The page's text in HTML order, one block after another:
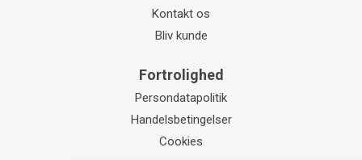
Kontakt os
Bliv kunde
Fortrolighed
Persondatapolitik
Handelsbetingelser
Cookies